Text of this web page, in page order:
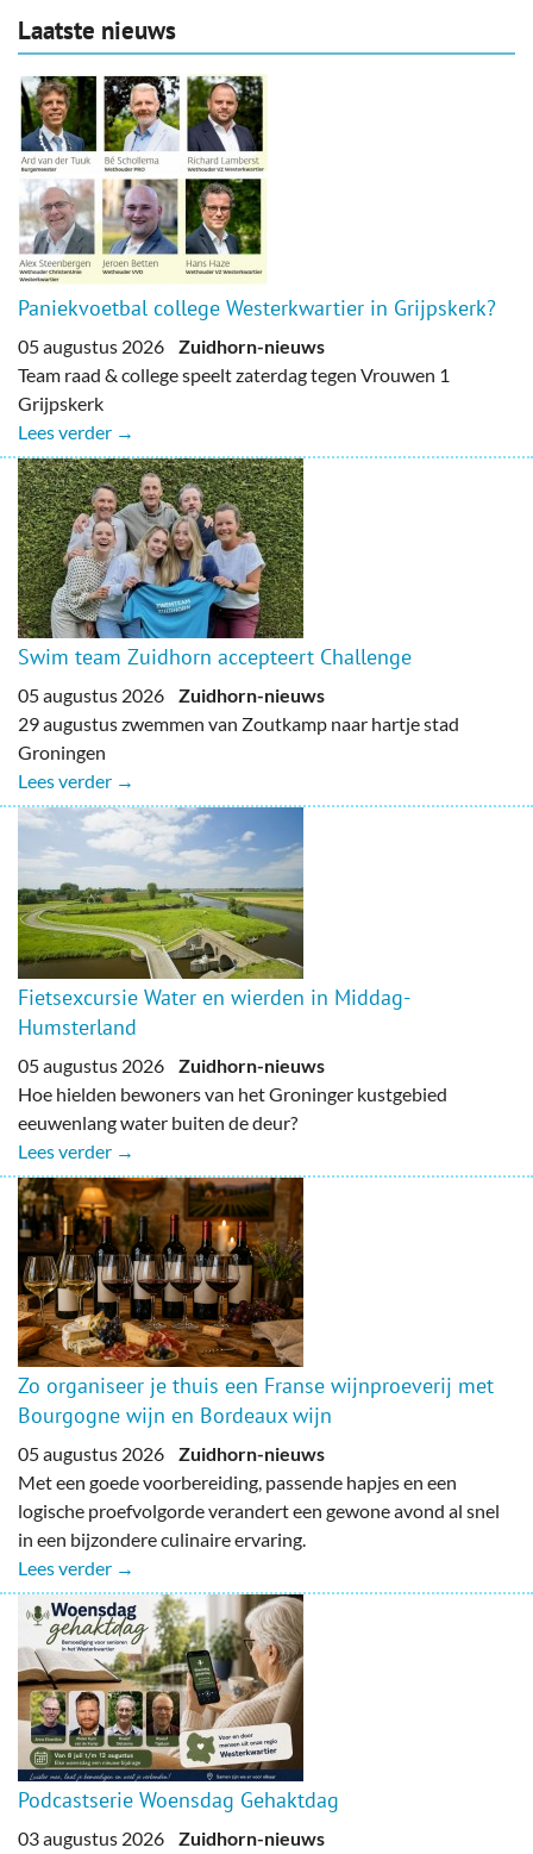
Laatste nieuws
Paniekvoetbal college Westerkwartier in Grijpskerk?
05 augustus 2026 Zuidhorn-nieuws
Team raad & college speelt zaterdag tegen Vrouwen 1
Grijpskerk
Lees verder →
Swim team Zuidhorn accepteert Challenge
05 augustus 2026 Zuidhorn-nieuws
29 augustus zwemmen van Zoutkamp naar hartje stad
Groningen
Lees verder →
Fietsexcursie Water en wierden in Middag-
Humsterland
05 augustus 2026 Zuidhorn-nieuws
Hoe hielden bewoners van het Groninger kustgebied
eeuwenlang water buiten de deur?
Lees verder →
Zo organiseer je thuis een Franse wijnproeverij met
Bourgogne wijn en Bordeaux wijn
05 augustus 2026 Zuidhorn-nieuws
Met een goede voorbereiding, passende hapjes en een
logische proefvolgorde verandert een gewone avond al snel
in een bijzondere culinaire ervaring.
Lees verder →
Podcastserie Woensdag Gehaktdag
03 augustus 2026 Zuidhorn-nieuws